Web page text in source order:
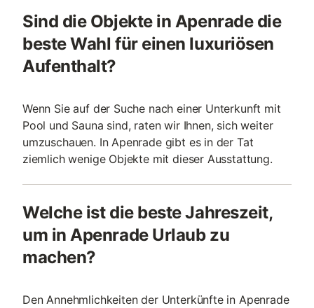
Sind die Objekte in Apenrade die
beste Wahl für einen luxuriösen
Aufenthalt?
Wenn Sie auf der Suche nach einer Unterkunft mit
Pool und Sauna sind, raten wir Ihnen, sich weiter
umzuschauen. In Apenrade gibt es in der Tat
ziemlich wenige Objekte mit dieser Ausstattung.
Welche ist die beste Jahreszeit,
um in Apenrade Urlaub zu
machen?
Den Annehmlichkeiten der Unterkünfte in Apenrade